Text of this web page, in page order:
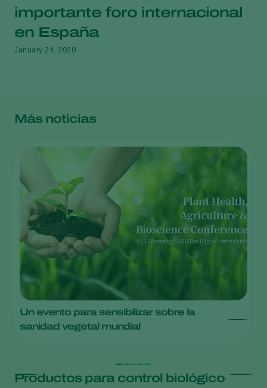
importante foro internacional
en España
January 24, 2020
Más noticias
Un evento para sensibilizar sobre la
sanidad vegetal mundial
Productos para control biológico